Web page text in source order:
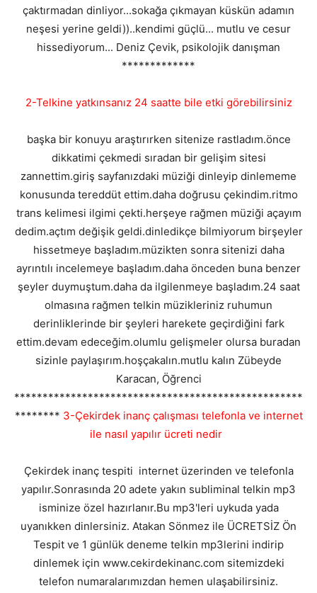
çaktırmadan dinliyor...sokağa çıkmayan küskün adamın
neşesi yerine geldi))..kendimi güçlü... mutlu ve cesur
hissediyorum... Deniz Çevik, psikolojik danışman
*************
2-Telkine yatkınsanız 24 saatte bile etki görebilirsiniz
başka bir konuyu araştırırken sitenize rastladım.önce
dikkatimi çekmedi sıradan bir gelişim sitesi
zannettim.giriş sayfanızdaki müziği dinleyip dinlememe
konusunda tereddüt ettim.daha doğrusu çekindim.ritmo
trans kelimesi ilgimi çekti.herşeye rağmen müziği açayım
dedim.açtım değişik geldi.dinledikçe bilmiyorum birşeyler
hissetmeye başladım.müzikten sonra sitenizi daha
ayrıntılı incelemeye başladım.daha önceden buna benzer
şeyler duymuştum.daha da ilgilenmeye başladım.24 saat
olmasına rağmen telkin müzikleriniz ruhumun
derinliklerinde bir şeyleri harekete geçirdiğini fark
ettim.devam edeceğim.olumlu gelişmeler olursa buradan
sizinle paylaşırım.hoşçakalın.mutlu kalın Zübeyde
Karacan, Öğrenci
***************************************************
******** 3-Çekirdek inanç çalışması telefonla ve internet
ile nasıl yapılır ücreti nedir
Çekirdek inanç tespiti internet üzerinden ve telefonla
yapılır.Sonrasında 20 adete yakın subliminal telkin mp3
isminize özel hazırlanır.Bu mp3'leri uykuda yada
uyanıkken dinlersiniz. Atakan Sönmez ile ÜCRETSİZ Ön
Tespit ve 1 günlük deneme telkin mp3lerini indirip
dinlemek için www.cekirdekinanc.com sitemizdeki
telefon numaralarımızdan hemen ulaşabilirsiniz.